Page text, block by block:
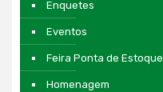
Enquetes
Eventos
Feira Ponta de Estoque
Homenagem